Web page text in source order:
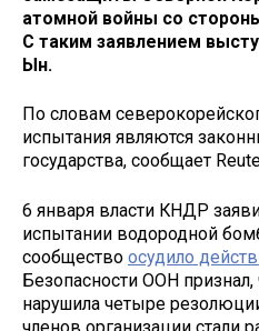
атомной войны со
С таким заявлением
Ын.
По словам
испытания являются
государства, сообщает
6 января власти КНДР
испытании водородной
сообщество осудило
Безопасности ООН
нарушила четыре